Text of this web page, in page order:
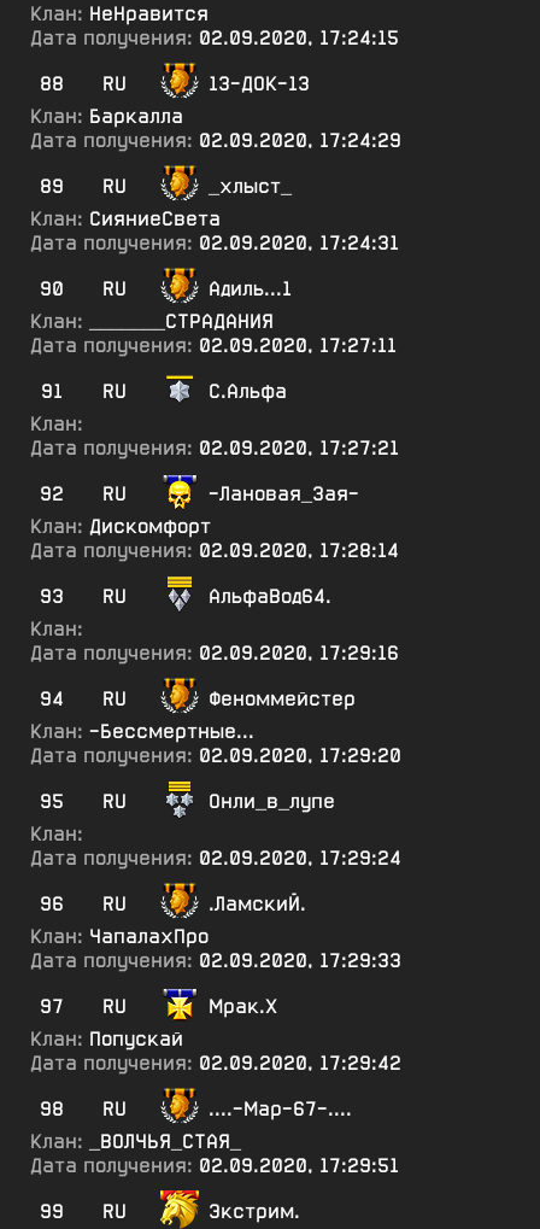
Клан: НеНравится
Дата получения: 02.09.2020, 17:24:15
88
RU
13-ДОК-13
Клан: Баркалла
Дата получения: 02.09.2020, 17:24:29
89
RU
_хлыст_
Клан: СияниеСвета
Дата получения: 02.09.2020, 17:24:31
90
RU
Адиль...1
Клан:
_______СТРАДАНИЯ
Дата получения: 02.09.2020, 17:27:11
91
RU
С.Альфа
Клан:
Дата получения: 02.09.2020, 17:27:21
92
RU
-Лановая_Зая-
Клан: Дискомфорт
Дата получения: 02.09.2020, 17:28:14
93
RU
АльфаВод64.
Клан:
Дата получения: 02.09.2020, 17:29:16
94
RU
Феноммейстер
Клан: -Бессмертные...
Дата получения: 02.09.2020, 17:29:20
95
RU
Онли_в_лупе
Клан:
Дата получения: 02.09.2020, 17:29:24
96
RU
.ЛамскиЙ.
Клан: ЧапалахПро
Дата получения: 02.09.2020, 17:29:33
97
RU
Мрак.Х
Клан: Попускай
Дата получения: 02.09.2020, 17:29:42
98
RU
....-Мар-67-....
Клан:
_ВОЛЧЬЯ_СТАЯ_
Дата получения: 02.09.2020, 17:29:51
99
RU
Экстрим.